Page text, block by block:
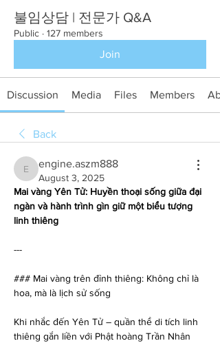
불임상담 | 전문가 Q&A
Public · 127 members
Join
Discussion Media Files Members
Back
engine.aszm888
engine.aszm888
August 3, 2025
Mai vàng Yên Tử: Huyền thoại sống giữa đại
ngàn và hành trình gìn giữ một biểu tượng
linh thiêng
---
### Mai vàng trên đỉnh thiêng: Không chỉ là
hoa, mà là lịch sử sống
Khi nhắc đến Yên Tử – quần thể di tích linh
thiêng gắn liền với Phật hoàng Trần Nhân